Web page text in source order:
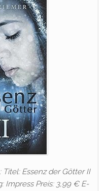
Essenz der Götter II
Impress Preis: 3,99 € E-